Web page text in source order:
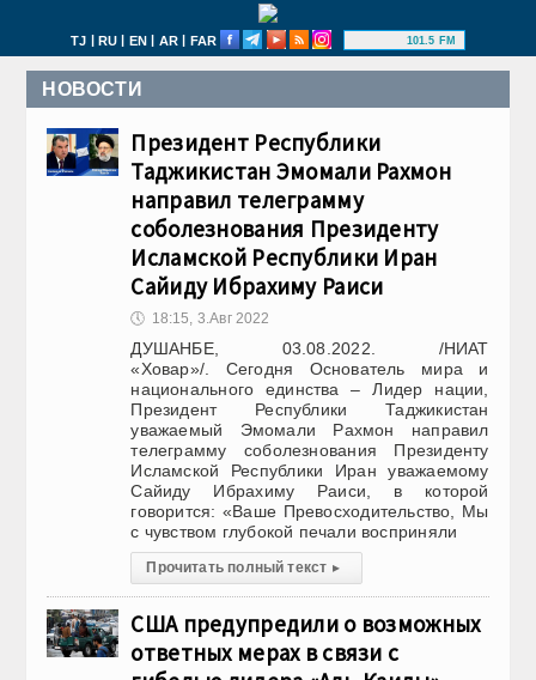
TJ | RU | EN | AR | FAR 101.5 FM
НОВОСТИ
Президент Республики
Таджикистан Эмомали Рахмон
направил телеграмму
соболезнования Президенту
Исламской Республики Иран
Сайиду Ибрахиму Раиси
🕔 18:15, 3.Авг 2022
ДУШАНБЕ, 03.08.2022. /НИАТ
«Ховар»/. Сегодня Основатель мира и
национального единства – Лидер нации,
Президент Республики Таджикистан
уважаемый Эмомали Рахмон направил
телеграмму соболезнования Президенту
Исламской Республики Иран уважаемому
Сайиду Ибрахиму Раиси, в которой
говорится: «Ваше Превосходительство, Мы
с чувством глубокой печали восприняли
Прочитать полный текст ▸
США предупредили о возможных
ответных мерах в связи с